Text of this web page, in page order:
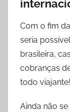
Com o fim
seria
brasileira,
cobranças
todo viajante!
Ainda não